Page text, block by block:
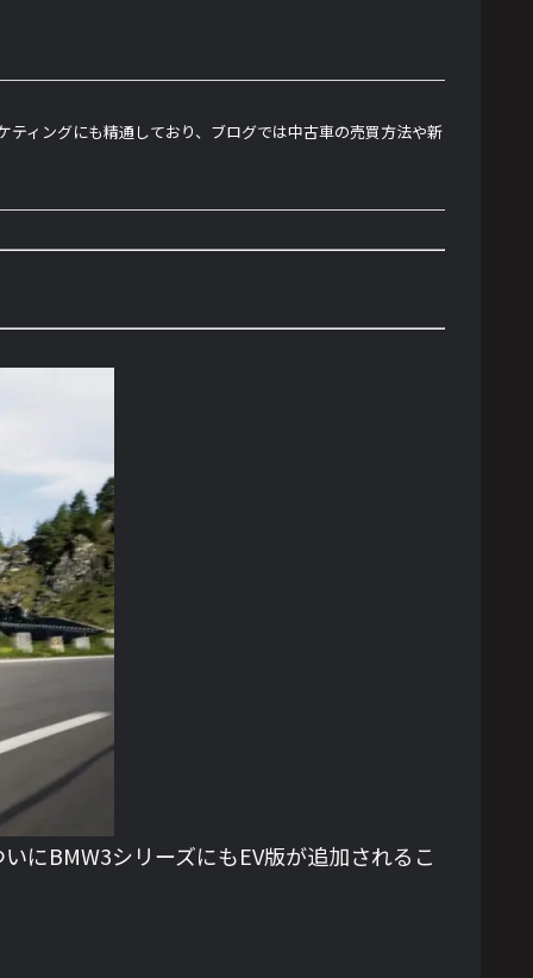
ィングにも精通しており、ブログでは中古車の売買方法や新
にBMW3シリーズにもEV版が追加されるこ